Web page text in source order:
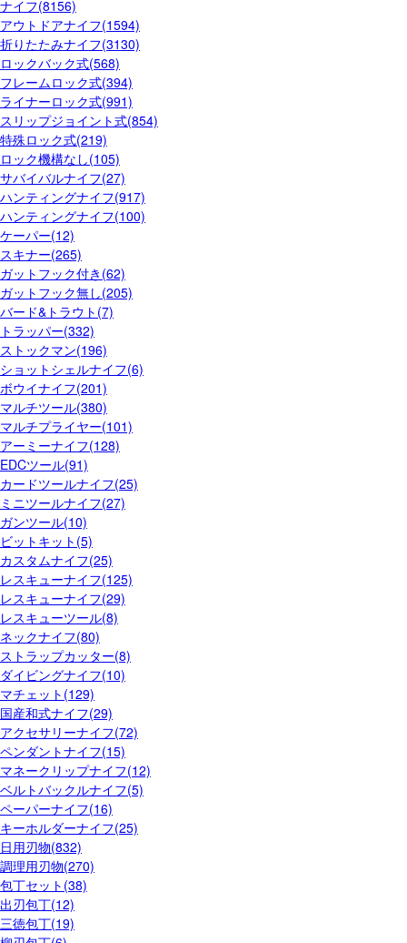
ナイフ(8156)
アウトドアナイフ(1594)
折りたたみナイフ(3130)
ロックバック式(568)
フレームロック式(394)
ライナーロック式(991)
スリップジョイント式(854)
特殊ロック式(219)
ロック機構なし(105)
サバイバルナイフ(27)
ハンティングナイフ(917)
ハンティングナイフ(100)
ケーパー(12)
スキナー(265)
ガットフック付き(62)
ガットフック無し(205)
バード&トラウト(7)
トラッパー(332)
ストックマン(196)
ショットシェルナイフ(6)
ボウイナイフ(201)
マルチツール(380)
マルチプライヤー(101)
アーミーナイフ(128)
EDCツール(91)
カードツールナイフ(25)
ミニツールナイフ(27)
ガンツール(10)
ビットキット(5)
カスタムナイフ(25)
レスキューナイフ(125)
レスキューナイフ(29)
レスキューツール(8)
ネックナイフ(80)
ストラップカッター(8)
ダイビングナイフ(10)
マチェット(129)
国産和式ナイフ(29)
アクセサリーナイフ(72)
ペンダントナイフ(15)
マネークリップナイフ(12)
ベルトバックルナイフ(5)
ペーパーナイフ(16)
キーホルダーナイフ(25)
日用刃物(832)
調理用刃物(270)
包丁セット(38)
出刃包丁(12)
三徳包丁(19)